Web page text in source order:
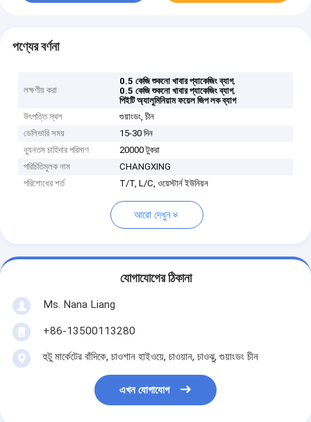
পণ্যের বর্ণনা
লক্ষণীয় করা
0.5 কেজি শুকনো খাবার প্যাকেজিং ব্যাগ,
0.5 কেজি শুকনো খাবার প্যাকেজিং ব্যাগ,
পিইটি অ্যালুমিনিয়াম ফয়েল জিপ লক ব্যাগ
উৎপত্তি স্থল
গুয়াংডং, চীন
ডেলিভারি সময়
15-30 দিন
ন্যূনতম চাহিদার পরিমাণ
20000 টুকরা
পরিচিতিমুলক নাম
CHANGXING
পরিশোধের শর্ত
T/T, L/C, ওয়েস্টার্ন ইউনিয়ন
আরো দেখুন
যোগাযোগের ঠিকানা
Ms. Nana Liang
+86-13500113280
হুটু মার্কেটের বাঁদিকে, চাওশান হাইওয়ে, চাওয়ান, চাওঝু, গুয়াংডং চীন
এখন যোগাযোগ